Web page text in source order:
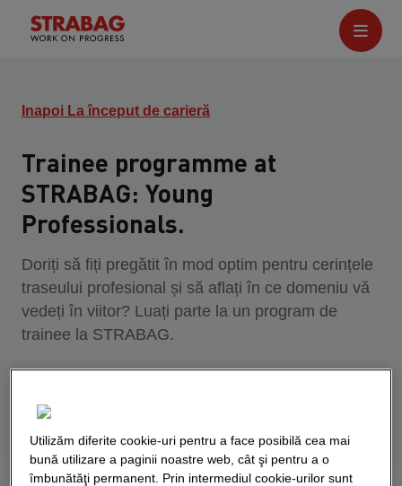
Inapoi La început de carieră
Trainee programme at
STRABAG: Young
Professionals.
Doriți să fiți pregătit în mod optim pentru cerințele
traseului profesional și să aflați în ce domeniu vă
vedeți în viitor? Luați parte la un program de
trainee la STRABAG.
Utilizăm diferite cookie-uri pentru a face posibilă cea mai
bună utilizare a paginii noastre web, cât şi pentru a o
îmbunătăţi permanent. Prin intermediul cookie-urilor sunt